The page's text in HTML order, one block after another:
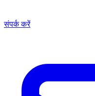
संपर्क करें